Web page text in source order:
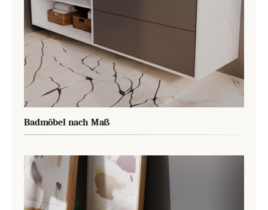
Badmöbel nach Maß